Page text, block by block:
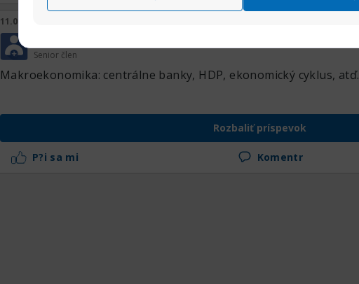
11.09.2018, 09:01
Senior člen
Makroekonomika: centrálne banky, HDP, ekonomický cyklus, atď.
Rozbaliť príspevok
P?i sa mi Komentr